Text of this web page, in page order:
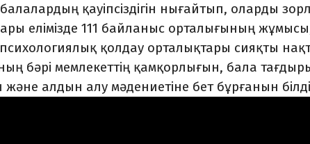
қауіпсіздігін нығайтып, оларды
елімізде 111 байланыс орталығының
психологиялық қолдау орталықтары сияқты
бәрі мемлекеттің қамқорлығын, бала
алдын алу мәдениетіне бет бұрғанын